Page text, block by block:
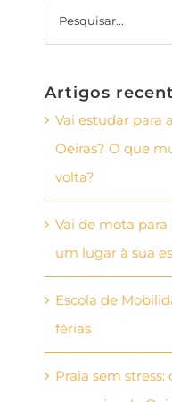
Artigos
Vai estudar para
Oeiras? O que
volta?
Vai de mota para
um lugar à sua
Escola de
férias
Praia sem